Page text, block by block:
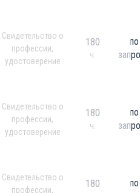
Свидетельство о
профессии,
удостоверение
180
ч.
по
Свидетельство о
профессии,
удостоверение
180
ч.
по
Свидетельство о
профессии,
180
по